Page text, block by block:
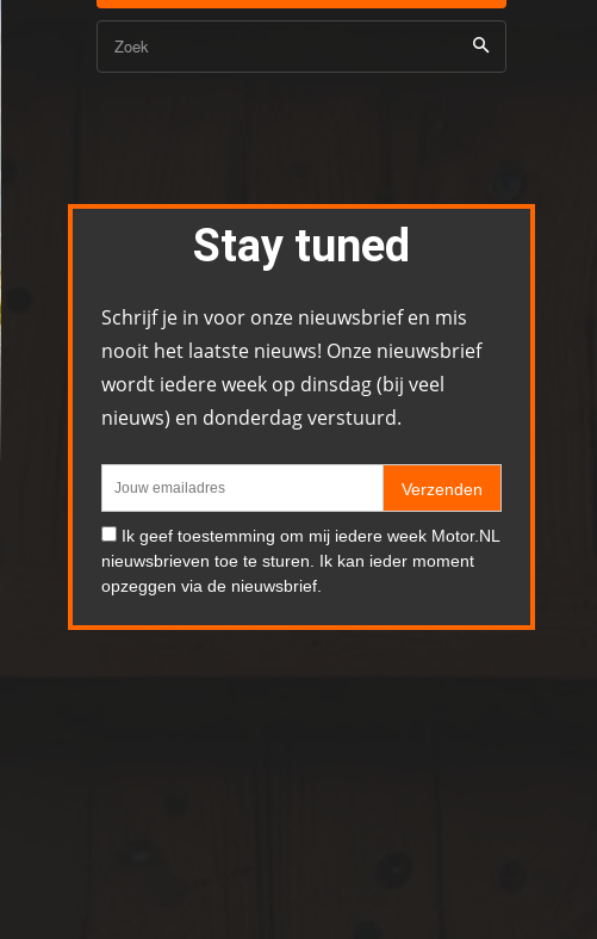
Zoek
Stay tuned
Schrijf je in voor onze nieuwsbrief en mis
nooit het laatste nieuws! Onze nieuwsbrief
wordt iedere week op dinsdag (bij veel
nieuws) en donderdag verstuurd.
Verzenden
Ik geef toestemming om mij iedere week Motor.NL
nieuwsbrieven toe te sturen. Ik kan ieder moment
opzeggen via de nieuwsbrief.